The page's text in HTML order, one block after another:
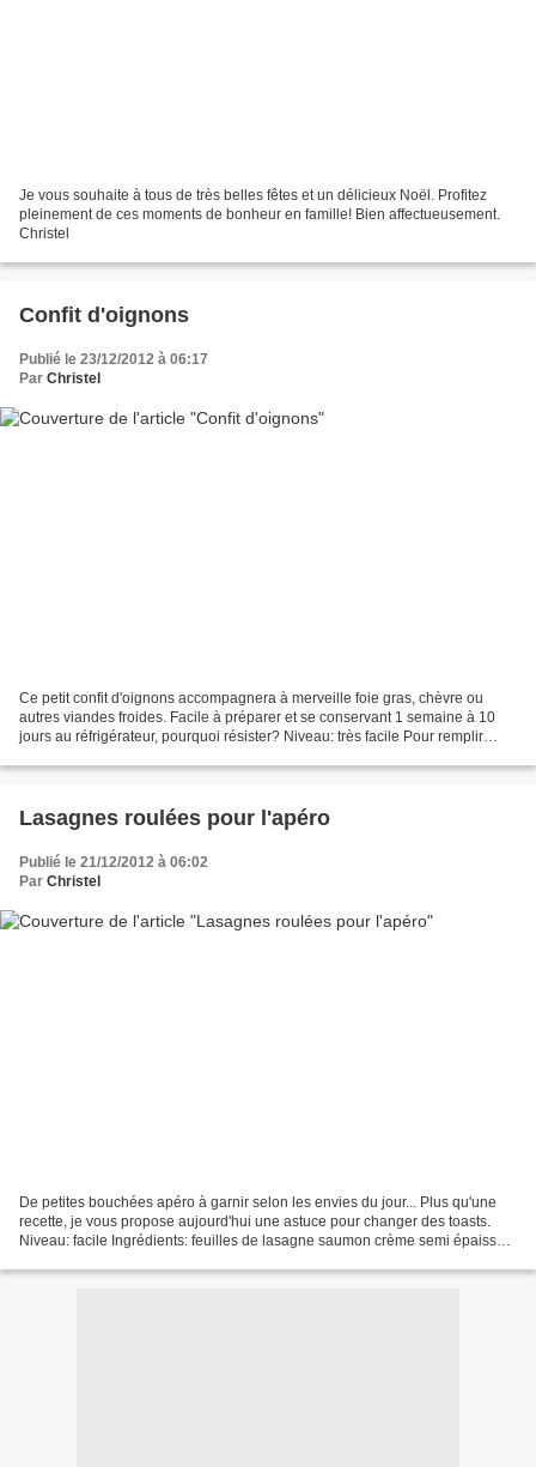
Je vous souhaite à tous de très belles fêtes et un délicieux Noël. Profitez
pleinement de ces moments de bonheur en famille! Bien affectueusement.
Christel
Confit d'oignons
Publié le 23/12/2012 à 06:17
Par Christel
Ce petit confit d'oignons accompagnera à merveille foie gras, chèvre ou
autres viandes froides. Facile à préparer et se conservant 1 semaine à 10
jours au réfrigérateur, pourquoi résister? Niveau: très facile Pour remplir
Lasagnes roulées pour l'apéro
Publié le 21/12/2012 à 06:02
Par Christel
De petites bouchées apéro à garnir selon les envies du jour... Plus qu'une
recette, je vous propose aujourd'hui une astuce pour changer des toasts.
Niveau: facile Ingrédients: feuilles de lasagne saumon crème semi épaisse